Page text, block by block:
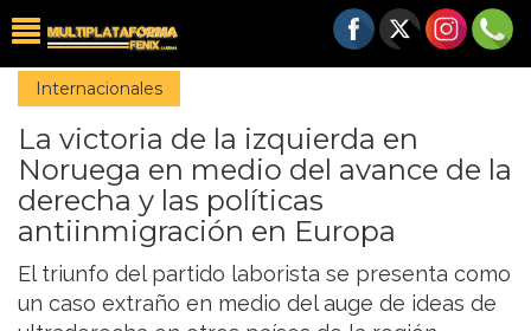
Internacionales
La victoria de la izquierda en
Noruega en medio del avance de la
derecha y las políticas
antiinmigración en Europa
El triunfo del partido laborista se presenta como
un caso extraño en medio del auge de ideas de